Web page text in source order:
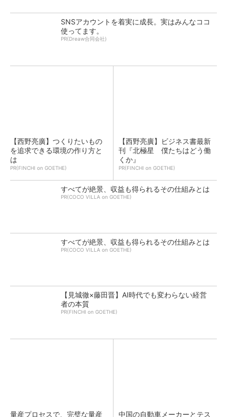
SNSアカウントを着実に成長。実はみんなココ
使ってます。
PR(Dreaw合同会社)
【西野亮廣】つくりたいもの
を追求できる環境の作り方と
は
PR(FINCHI on GOETHE)
【西野亮廣】ビジネス書最新
刊『北極星 僕たちはどう働
くか』
PR(FINCHI on GOETHE)
すべてが絶景、収益も得られるその仕組みとは
PR(COCO VILLA on GOETHE)
すべてが絶景、収益も得られるその仕組みとは
PR(COCO VILLA on GOETHE)
【見城徹×藤田晋】AI時代でも変わらない経営
者の本質
PR(FINCHI on GOETHE)
量産プロセスで、完璧な量産
中国の自動車メーカーとテス